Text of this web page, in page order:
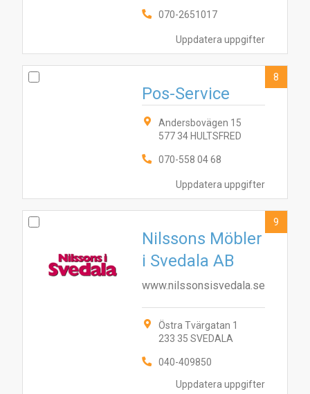
Uppdatera uppgifter
070-2651017
Uppdatera uppgifter
Pos-Service
Andersbovägen 15
577 34 HULTSFRED
070-558 04 68
8
Uppdatera uppgifter
Nilssons Möbler
i Svedala AB
www.nilssonsisvedala.se
Östra Tvärgatan 1
233 35 SVEDALA
040-409850
9